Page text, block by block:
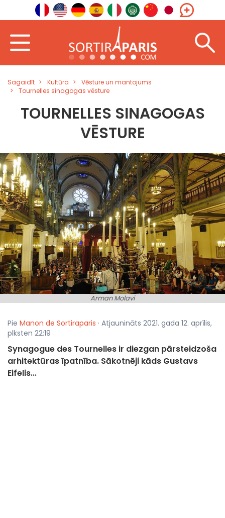
Sagaidīt Kultūra
Vēsture un mantojums
Tournelles sinagogas vēsture
TOURNELLES SINAGOGAS
VĒSTURE
Arman Molavi
Pie Manon de Sortiraparis · Atjaunināts 2021. gada 12. aprīlis,
plksten 22:19
Synagogue des Tournelles ir diezgan pārsteidzoša
arhitektūras īpatnība. Sākotnēji kāds Gustavs
Eifelis...